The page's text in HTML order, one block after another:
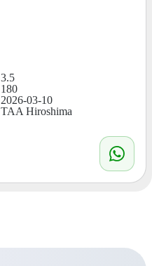
3.5
180
2026-03-10
TAA Hiroshima